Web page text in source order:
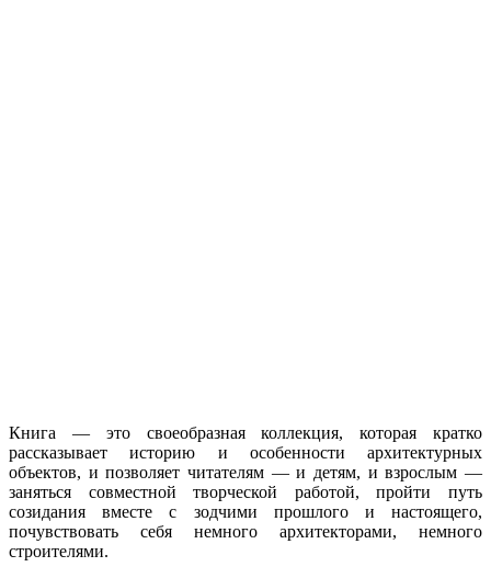
Книга — это своеобразная коллекция, которая кратко
рассказывает историю и особенности архитектурных
объектов, и позволяет читателям — и детям, и взрослым —
заняться совместной творческой работой, пройти путь
созидания вместе с зодчими прошлого и настоящего,
почувствовать себя немного архитекторами, немного
строителями.